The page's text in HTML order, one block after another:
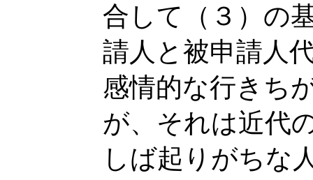
合して（３）の
請人と被申請人
感情的な行きち
が、それは近代
しば起りがちな